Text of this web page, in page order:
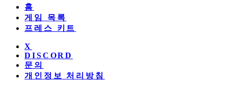
홈
게임 목록
프레스 키트
X
DISCORD
문의
개인정보 처리방침